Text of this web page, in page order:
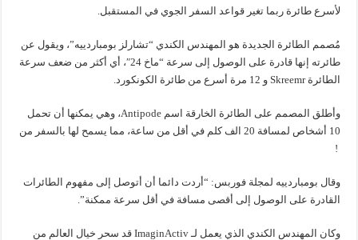
لأسرع طائرة ربما تغير قواعد السفر الجوي في المستقبل.
مُصمم الطائرة الجديدة هو المهندس الكندي “تشارلز بومباردييه”، ويقول عن
طائرته إنها قادرة على الوصول إلى سرعة “ماخ 24″، أي أكثر من ضعف سرعة
الطائرة Skreemr و 12 مرة أسرع من طائرة الكونكورد.
وأطلق المصمم على الطائرة الخارقة اسم Antipode، وهي يمكنها أن تحمل
10 أشخاص لمسافة 20 الف كلم في أقل من ساعة، مما يسمح لها بالسفر من
!
وقال بومباردييه لمجلة فوربس: “أردت دائما أن أتوصل إلى مفهوم الطائرات
القادرة على الوصول إلى أقصى مسافة في أقل سرعة ممكنة”.
وكان المهندس الكندي الذي يعمل لـ ImaginActiv قد سحر خيال العالم من